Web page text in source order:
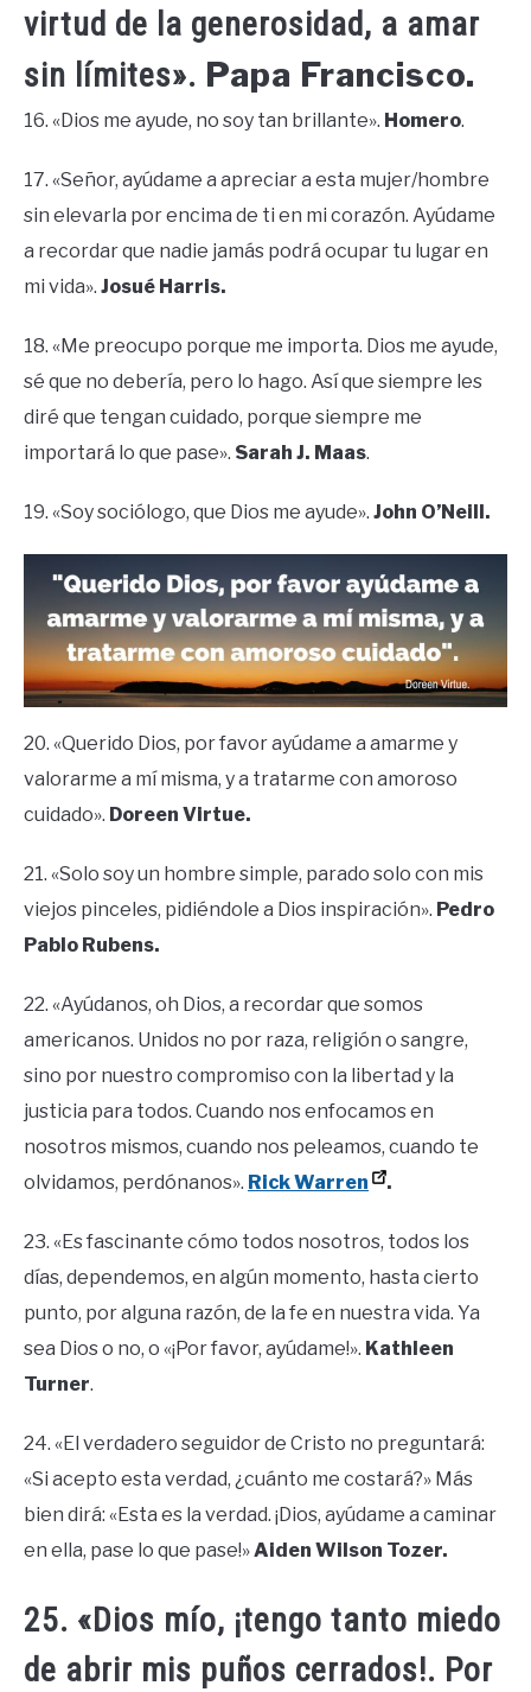
virtud de la generosidad, a amar
sin límites». Papa Francisco.
16. «Dios me ayude, no soy tan brillante». Homero.
17. «Señor, ayúdame a apreciar a esta mujer/hombre
sin elevarla por encima de ti en mi corazón. Ayúdame
a recordar que nadie jamás podrá ocupar tu lugar en
mi vida». Josué Harris.
18. «Me preocupo porque me importa. Dios me ayude,
sé que no debería, pero lo hago. Así que siempre les
diré que tengan cuidado, porque siempre me
importará lo que pase». Sarah J. Maas.
19. «Soy sociólogo, que Dios me ayude». John O’Neill.
20. «Querido Dios, por favor ayúdame a amarme y
valorarme a mí misma, y a tratarme con amoroso
cuidado». Doreen Virtue.
21. «Solo soy un hombre simple, parado solo con mis
viejos pinceles, pidiéndole a Dios inspiración». Pedro
Pablo Rubens.
22. «Ayúdanos, oh Dios, a recordar que somos
americanos. Unidos no por raza, religión o sangre,
sino por nuestro compromiso con la libertad y la
justicia para todos. Cuando nos enfocamos en
nosotros mismos, cuando nos peleamos, cuando te
olvidamos, perdónanos». Rick Warren .
23. «Es fascinante cómo todos nosotros, todos los
días, dependemos, en algún momento, hasta cierto
punto, por alguna razón, de la fe en nuestra vida. Ya
sea Dios o no, o «¡Por favor, ayúdame!». Kathleen
Turner.
24. «El verdadero seguidor de Cristo no preguntará:
«Si acepto esta verdad, ¿cuánto me costará?» Más
bien dirá: «Esta es la verdad. ¡Dios, ayúdame a caminar
en ella, pase lo que pase!»Aiden Wilson Tozer.
25. «Dios mío, ¡tengo tanto miedo
de abrir mis puños cerrados!. Por